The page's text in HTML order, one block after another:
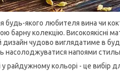
будь-якого любителя вина чи
барну колекцію. Високоякісні
дизайн чудово виглядатиме в
насолоджуватися напоями
райдужному кольорі - це вибір